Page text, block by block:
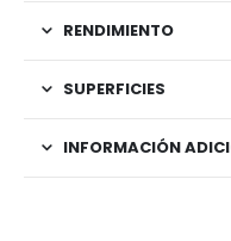
RENDIMIENTO
SUPERFICIES
INFORMACIÓN